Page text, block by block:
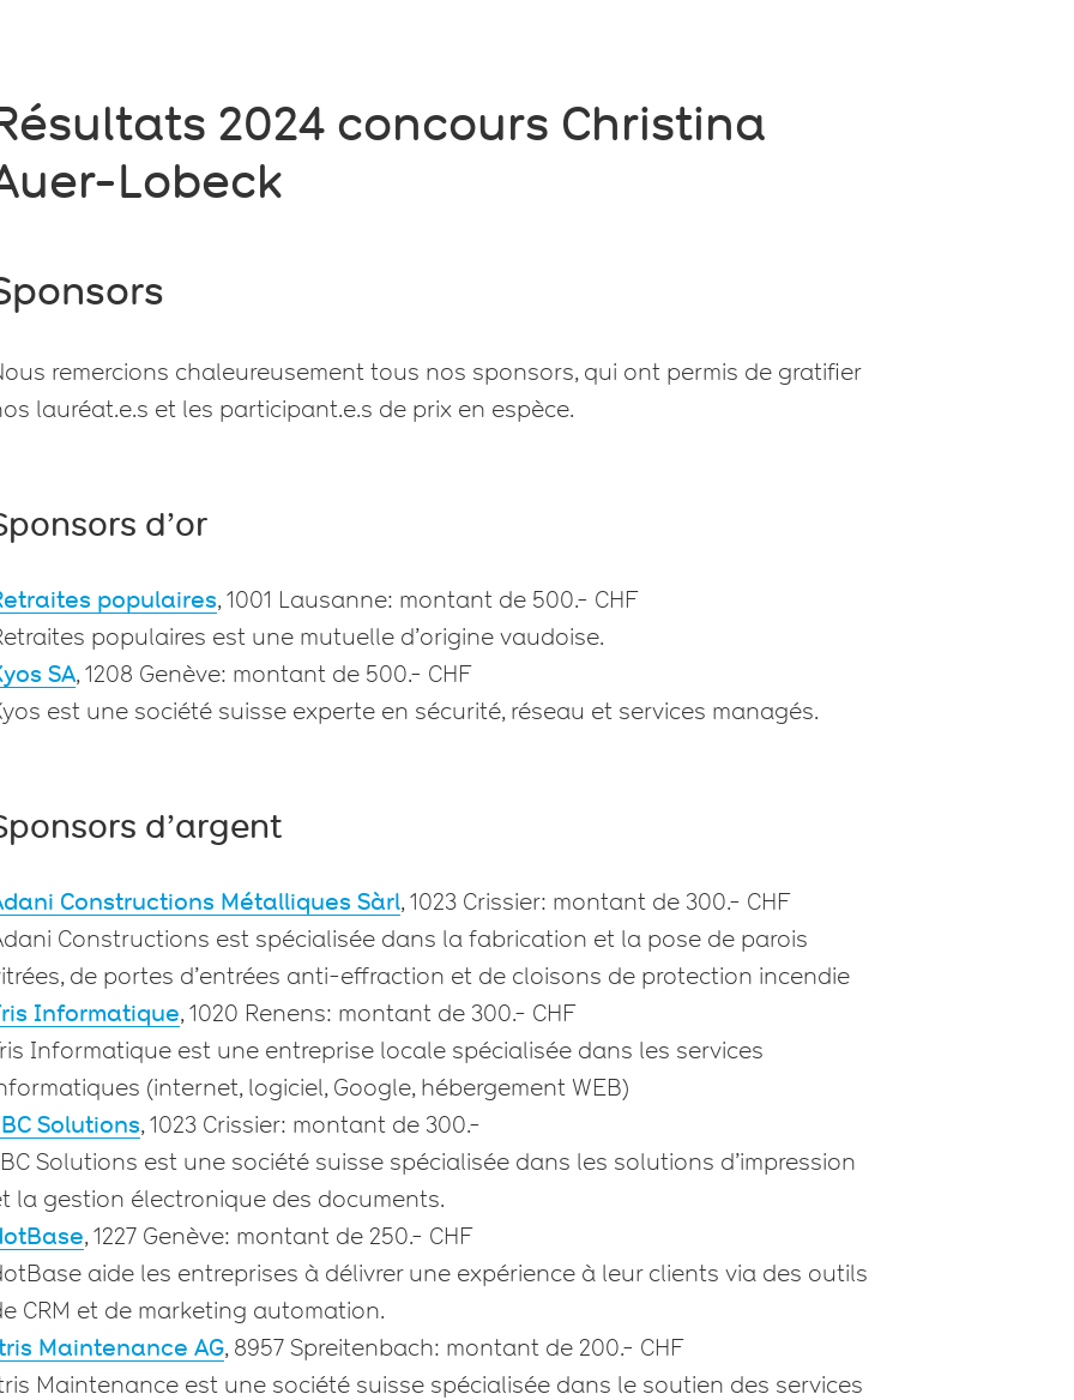
2024 concours Christina
Lobeck
remercions chaleureusement tous nos sponsors, qui ont permis de gratifier
lauréat.e.s et les participant.e.s de prix en espèce.
d’or
populaires, 1001 Lausanne: montant de 500.- CHF
populaires est une mutuelle d’origine vaudoise.
SA, 1208 Genève: montant de 500.- CHF
est une société suisse experte en sécurité, réseau et services managés.
d’argent
Constructions Métalliques Sàrl, 1023 Crissier: montant de 300.- CHF
Constructions est spécialisée dans la fabrication et la pose de parois
de portes d’entrées anti-effraction et de cloisons de protection incendie
Informatique, 1020 Renens: montant de 300.- CHF
Informatique est une entreprise locale spécialisée dans les services
(internet, logiciel, Google, hébergement WEB)
Solutions, 1023 Crissier: montant de 300.-
Solutions est une société suisse spécialisée dans les solutions d’impression
la gestion électronique des documents.
, 1227 Genève: montant de 250.- CHF
aide les entreprises à délivrer une expérience à leur clients via des outils
CRM et de marketing automation.
Maintenance AG, 8957 Spreitenbach: montant de 200.- CHF
Maintenance est une société suisse spécialisée dans le soutien des services